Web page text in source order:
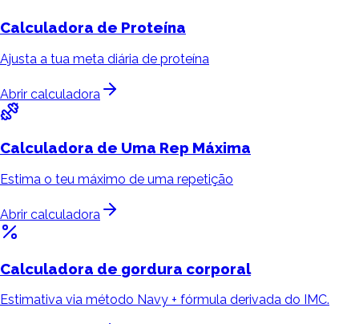
Calculadora de Proteína
Ajusta a tua meta diária de proteína
Abrir calculadora
Calculadora de Uma Rep Máxima
Estima o teu máximo de uma repetição
Abrir calculadora
Calculadora de gordura corporal
Estimativa via método Navy + fórmula derivada do IMC.